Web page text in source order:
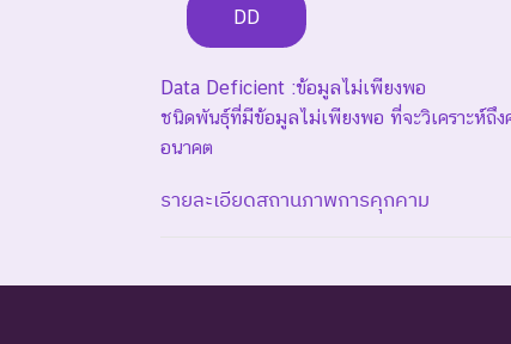
DD
Data Deficient :ข้อมูลไม่เพียงพอ
ชนิดพันธุ์ที่มีข้อมูลไม่เพียงพอ ที่จะวิเคราะห์ถึ
อนาคต
รายละเอียดสถานภาพการคุกคาม